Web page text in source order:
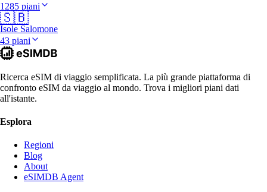
1285 piani
🇸🇧
Isole Salomone
43 piani
Ricerca eSIM di viaggio semplificata. La più grande piattaforma di
confronto eSIM da viaggio al mondo. Trova i migliori piani dati
all'istante.
Esplora
Regioni
Blog
About
eSIMDB Agent